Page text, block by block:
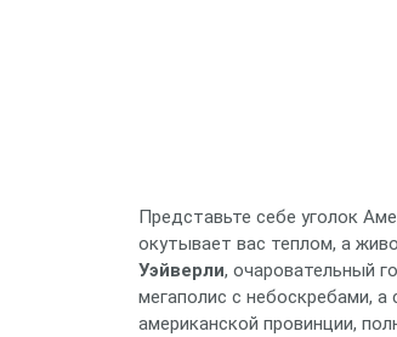
Представьте себе уголок
окутывает вас теплом, а
Уэйверли, очаровательный
мегаполис с небоскребами,
американской провинции,